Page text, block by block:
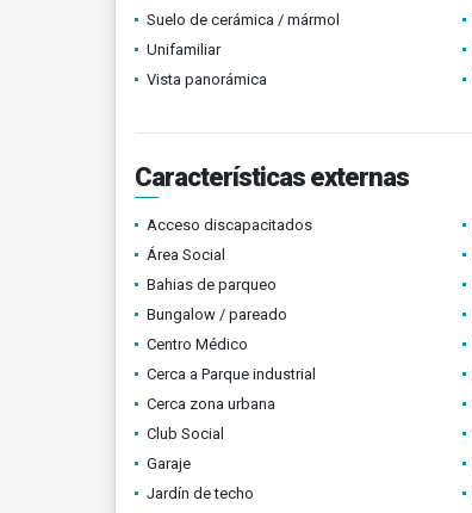
Suelo de cerámica / mármol
Unifamiliar
Vista panorámica
Características externas
Acceso discapacitados
Área Social
Bahias de parqueo
Bungalow / pareado
Centro Médico
Cerca a Parque industrial
Cerca zona urbana
Club Social
Garaje
Jardín de techo